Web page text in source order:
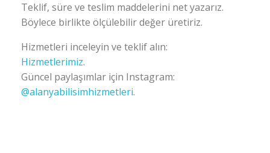
Teklif, süre ve teslim maddelerini net yazarız.
Böylece birlikte ölçülebilir değer üretiriz.
Hizmetleri inceleyin ve teklif alın:
Hizmetlerimiz.
Güncel paylaşımlar için Instagram:
@alanyabilisimhizmetleri.